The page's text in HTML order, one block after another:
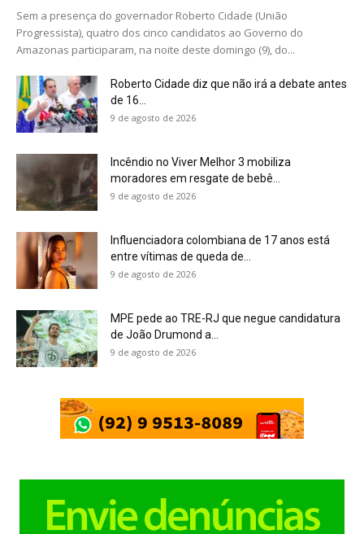
Sem a presença do governador Roberto Cidade (União
Progressista), quatro dos cinco candidatos ao Governo do
Amazonas participaram, na noite deste domingo (9), do...
Roberto Cidade diz que não irá a debate antes
de 16...
9 de agosto de 2026
Incêndio no Viver Melhor 3 mobiliza
moradores em resgate de bebê...
9 de agosto de 2026
Influenciadora colombiana de 17 anos está
entre vítimas de queda de...
9 de agosto de 2026
MPE pede ao TRE-RJ que negue candidatura
de João Drumond a...
9 de agosto de 2026